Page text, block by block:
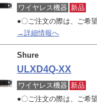
ワイヤレス機器 新品
●〇ご注文の際は、ご希
→詳細情報へ
Shure
ULXD4Q-XX
ワイヤレス機器 新品
●〇ご注文の際は、ご希